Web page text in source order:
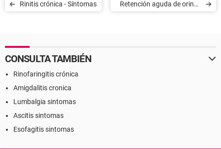
Rinitis crónica - Síntomas
Retención aguda de orina -
CONSULTA TAMBIÉN
Rinofaringitis crónica
Amigdalitis cronica
Lumbalgia sintomas
Ascitis sintomas
Esofagitis sintomas